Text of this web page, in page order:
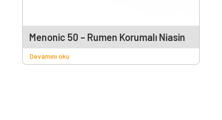
Menonic 50 – Rumen Korumalı Niasin
Devamını oku